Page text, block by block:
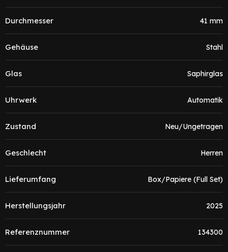
Durchmesser 41 mm
Gehäuse Stahl
Glas Saphirglas
Uhrwerk Automatik
Zustand Neu/Ungetragen
Geschlecht Herren
Lieferumfang Box/Papiere (Full Set)
Herstellungsjahr 2025
Referenznummer 134300